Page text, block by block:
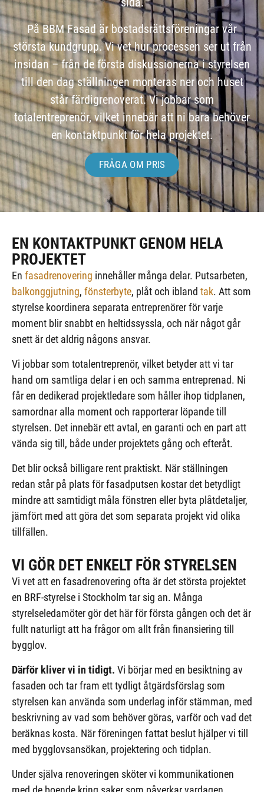
På BBM Fasad är bostadsrättsföreningar vår
största kundgrupp. Vi vet hur processen ser ut från
insidan – från de första diskussionerna i styrelsen
till den dag ställningen monteras ner och huset
står färdigrenoverat. Vi jobbar som
totalentreprenör, vilket innebär att ni bara behöver
en kontaktpunkt för hela projektet.
FRÅGA OM PRIS
EN KONTAKTPUNKT GENOM HELA
PROJEKTET
En fasadrenovering innehåller många delar. Putsarbeten,
balkonggjutning, fönsterbyte, plåt och ibland tak. Att som
styrelse koordinera separata entreprenörer för varje
moment blir snabbt en heltidssyssla, och när något går
snett är det aldrig någons ansvar.
Vi jobbar som totalentreprenör, vilket betyder att vi tar
hand om samtliga delar i en och samma entreprenad. Ni
får en dedikerad projektledare som håller ihop tidplanen,
samordnar alla moment och rapporterar löpande till
styrelsen. Det innebär ett avtal, en garanti och en part att
vända sig till, både under projektets gång och efteråt.
Det blir också billigare rent praktiskt. När ställningen
redan står på plats för fasadputsen kostar det betydligt
mindre att samtidigt måla fönstren eller byta plåtdetaljer,
jämfört med att göra det som separata projekt vid olika
tillfällen.
VI GÖR DET ENKELT FÖR STYRELSEN
Vi vet att en fasadrenovering ofta är det största projektet
en BRF-styrelse i Stockholm tar sig an. Många
styrelseledamöter gör det här för första gången och det är
fullt naturligt att ha frågor om allt från finansiering till
bygglov.
Därför kliver vi in tidigt. Vi börjar med en besiktning av
fasaden och tar fram ett tydligt åtgärdsförslag som
styrelsen kan använda som underlag inför stämman, med
beskrivning av vad som behöver göras, varför och vad det
beräknas kosta. När föreningen fattat beslut hjälper vi till
med bygglovsansökan, projektering och tidplan.
Under själva renoveringen sköter vi kommunikationen